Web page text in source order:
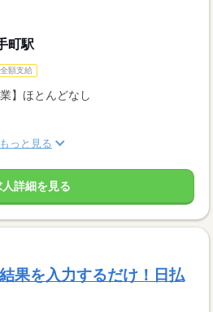
町駅
額支給
】ほとんどなし
もっと見る
人詳細を見る
果を入力するだけ！日払